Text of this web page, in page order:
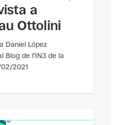
a
Ottolini
Daniel López
Blog de l’IN3 de la
2021